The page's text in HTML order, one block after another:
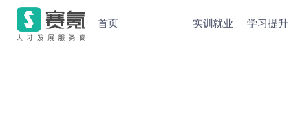
首页 实训就业 学习提升